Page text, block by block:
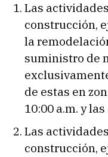
Las
construcción,
la
suministro de
de estas en
10:00 a.m. y las
Las
construcción,